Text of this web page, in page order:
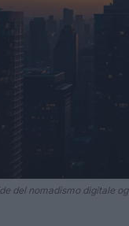
del nomadismo digitale